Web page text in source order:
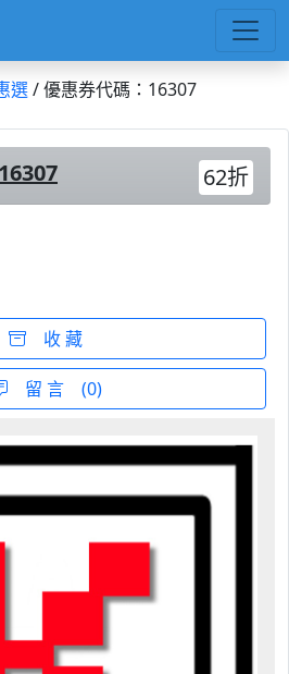
選/ 優惠券代碼：16307
16307 62折
收 藏
留 言 (0)